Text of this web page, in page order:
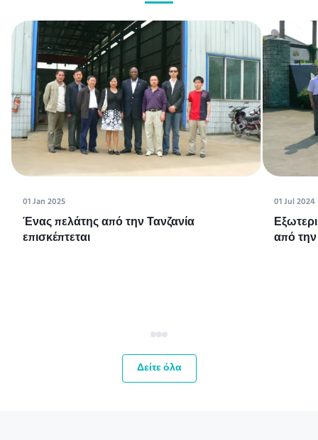
01 Jan 2025
Ένας πελάτης από την Τανζανία
επισκέπτεται
01 Jul 2024
από
Δείτε όλα